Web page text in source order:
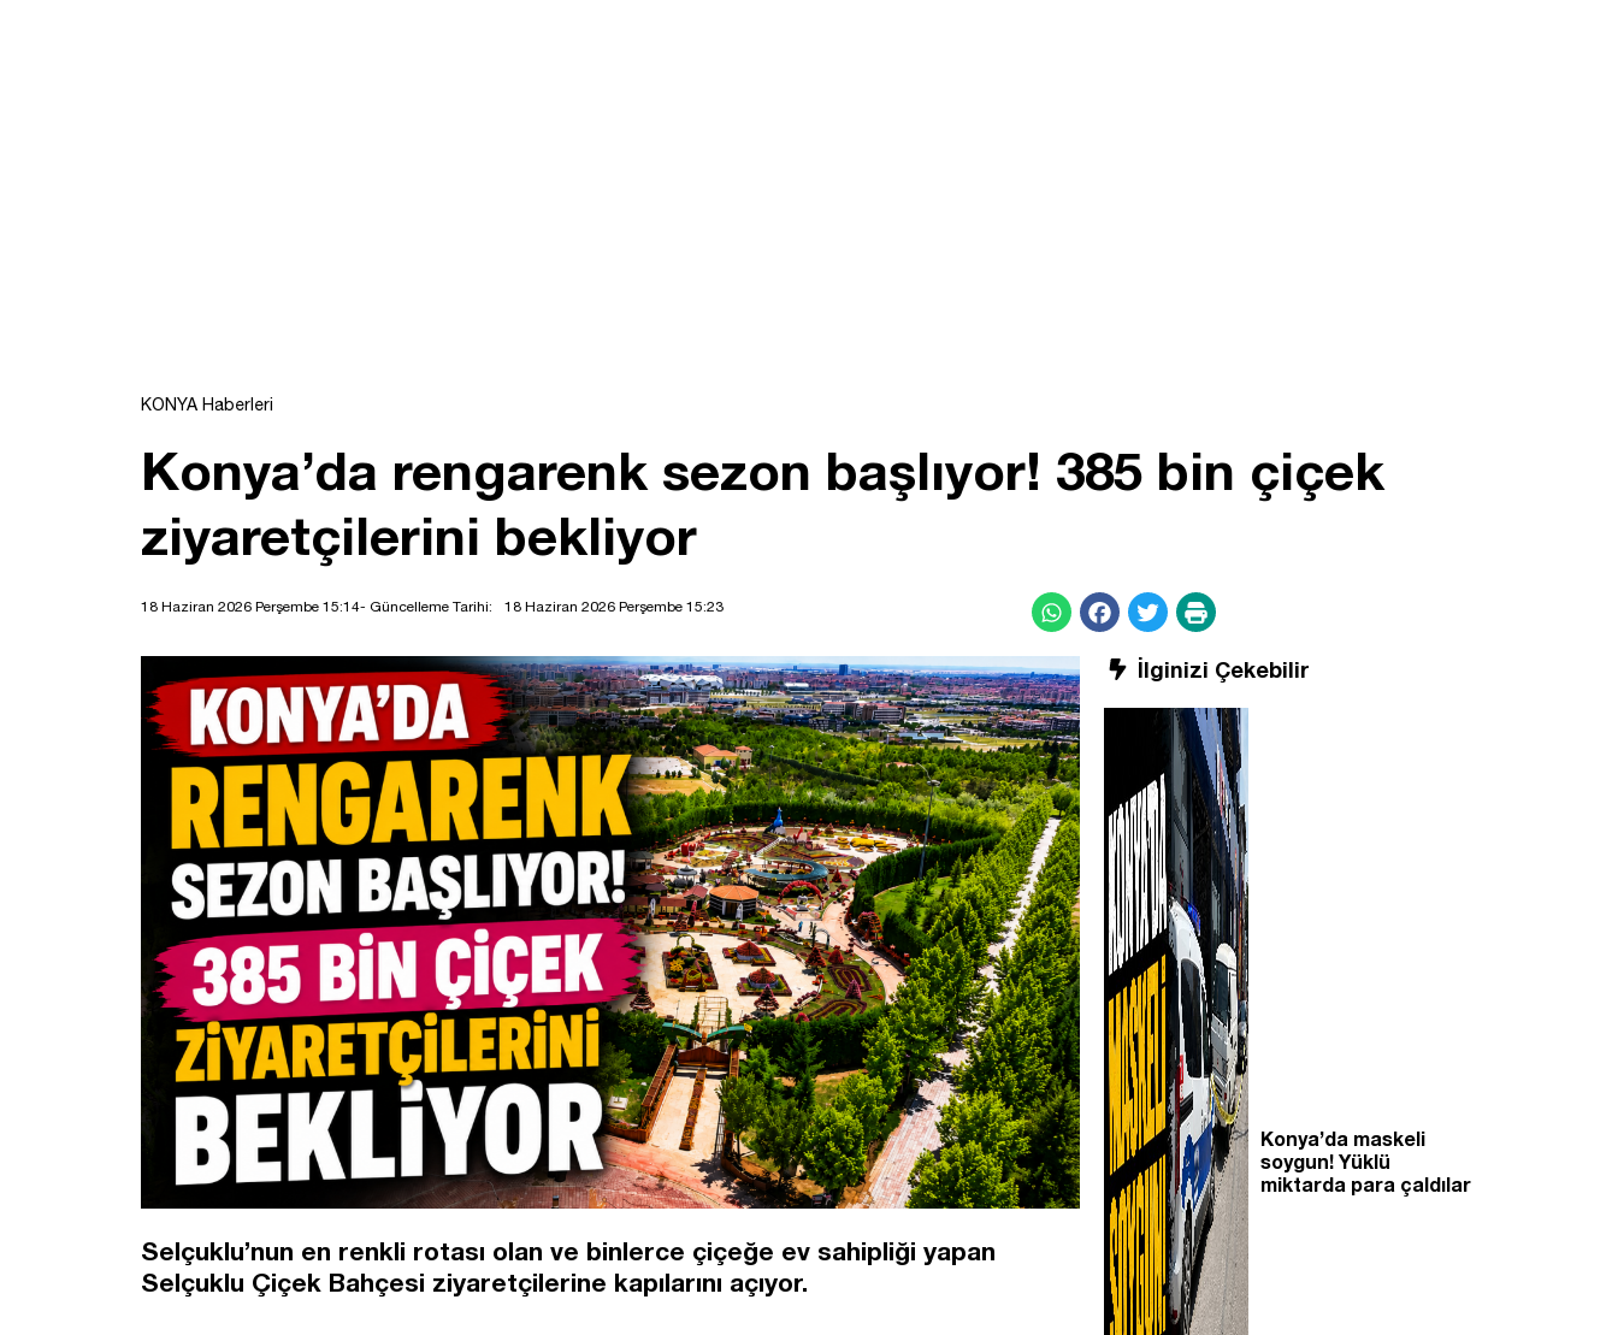
KONYA Haberleri
Konya’da rengarenk sezon başlıyor! 385 bin çiçek
ziyaretçilerini bekliyor
18 Haziran 2026 Perşembe 15:14- Güncelleme Tarihi: 18 Haziran 2026 Perşembe 15:23
Selçuklu’nun en renkli rotası olan ve binlerce çiçeğe ev sahipliği yapan
Selçuklu Çiçek Bahçesi ziyaretçilerine kapılarını açıyor.
İlginizi Çekebilir
Konya’da maskeli
soygun! Yüklü
miktarda para çaldılar